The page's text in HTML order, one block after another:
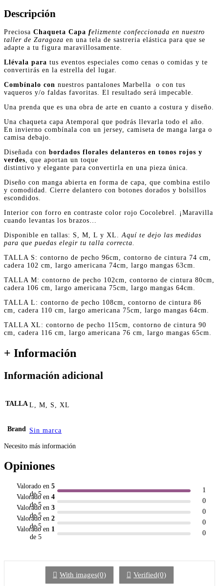
Descripción
Preciosa Chaqueta Capa felizmente confeccionada en nuestro
taller de Zaragoza en una tela de sastreria elástica para que se
adapte a tu figura maravillosamente.
Llévala para tus eventos especiales como cenas o comidas y te
convertirás en la estrella del lugar.
Combínalo con nuestros pantalones Marbella o con tus
vaqueros y/o faldas favoritas. El resultado será impecable.
Una prenda que es una obra de arte en cuanto a costura y diseño.
Una chaqueta capa Atemporal que podrás llevarla todo el año.
En invierno combínala con un jersey, camiseta de manga larga o
camisa debajo.
Diseñada con bordados florales delanteros en tonos rojos y
verdes, que aportan un toque
distintivo y elegante para convertirla en una pieza única.
Diseño con manga abierta en forma de capa, que combina estilo
y comodidad. Cierre delantero con botones dorados y bolsillos
escondidos.
Interior con forro en contraste color rojo Cocolebrel. ¡Maravilla
cuando levantas los brazos…
Disponible en tallas: S, M, L y XL.Aquí te dejo las medidas
para que puedas elegir tu talla correcta.
TALLA S: contorno de pecho 96cm, contorno de cintura 74 cm,
cadera 102 cm, largo americana 74cm, largo mangas 63cm.
TALLA M: contorno de pecho 102cm, contorno de cintura 80cm,
cadera 106 cm, largo americana 75cm, largo mangas 64cm.
TALLA L: contorno de pecho 108cm, contorno de cintura 86
cm, cadera 110 cm, largo americana 75cm, largo mangas 64cm.
TALLA XL: contorno de pecho 115cm, contorno de cintura 90
cm, cadera 116 cm, largo americana 76 cm, largo mangas 65cm.
+ Información
Información adicional
TALLA L, M, S, XL
Brand Sin marca
Necesito más información
Opiniones
Valorado en 5
de 5
1
Valorado en 4
de 5
0
Valorado en 3
de 5
0
Valorado en 2
de 5
0
Valorado en 1
de 5
0
With images(0) Verified(0)